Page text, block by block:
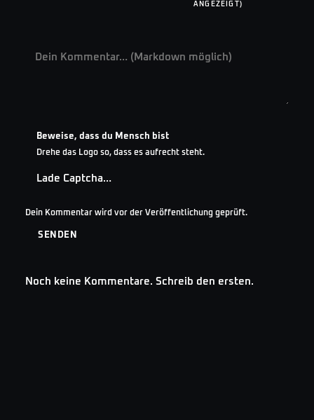
ANGEZEIGT)
Beweise, dass du Mensch bist
Drehe das Logo so, dass es aufrecht steht.
Lade Captcha…
Dein Kommentar wird vor der Veröffentlichung geprüft.
SENDEN
Noch keine Kommentare. Schreib den ersten.